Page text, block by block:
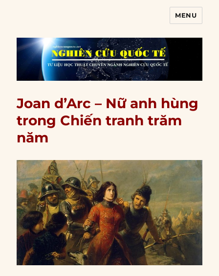
MENU
Joan d’Arc – Nữ anh hùng
trong Chiến tranh trăm
năm